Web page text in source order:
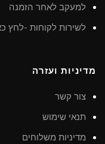
למעקב לאחר הזמנה
לשירות לקוחות -לחץ
מדיניות ועזרה
צור קשר
תנאי שימוש
מדיניות משלוחים